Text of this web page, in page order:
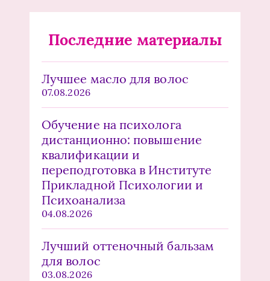
Последние материалы
Лучшее масло для волос
07.08.2026
Обучение на психолога
дистанционно: повышение
квалификации и
переподготовка в Институте
Прикладной Психологии и
Психоанализа
04.08.2026
Лучший оттеночный бальзам
для волос
03.08.2026